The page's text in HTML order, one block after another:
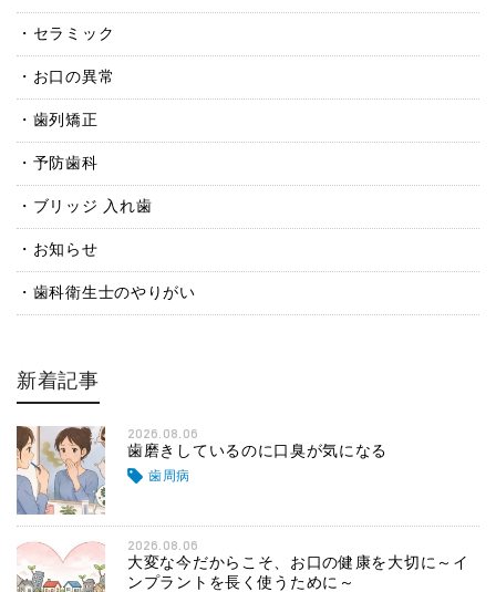
セラミック
お口の異常
歯列矯正
予防歯科
ブリッジ 入れ歯
お知らせ
歯科衛生士のやりがい
新着記事
2026.08.06
歯磨きしているのに口臭が気になる
歯周病
2026.08.06
大変な今だからこそ、お口の健康を大切に～イ
ンプラントを長く使うために～